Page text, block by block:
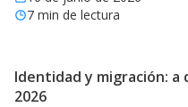
7 min de lectura
Identidad y migración: a
2026